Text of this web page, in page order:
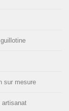
sur mesure
artisanat